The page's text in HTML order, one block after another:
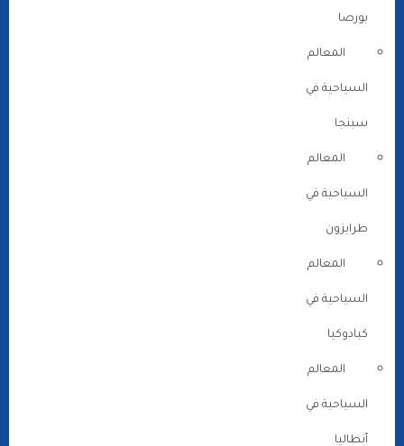
بورصا
المعالم
السياحية في
سبنجا
المعالم
السياحية في
طرابزون
المعالم
السياحية في
كبادوكيا
المعالم
السياحية في
أنطاليا